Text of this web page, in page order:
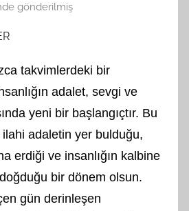
gönderilmiş
M
t
a
r
a
n
takvimlerdeki bir
adalet, sevgi ve
yeni bir başlangıçtır. Bu
ilahi adaletin yer bulduğu,
erdiği ve insanlığın kalbine
doğduğu bir dönem olsun.
gün derinleşen